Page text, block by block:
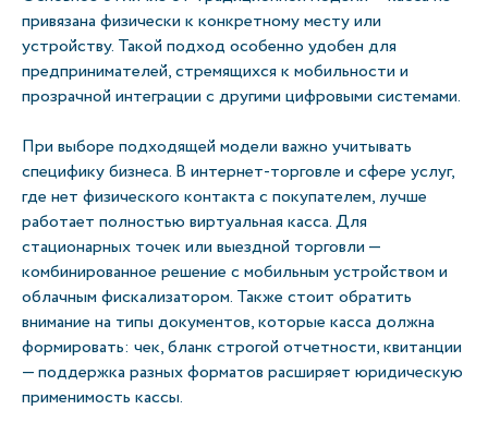
привязана физически к конкретному месту или
устройству. Такой подход особенно удобен для
предпринимателей, стремящихся к мобильности и
прозрачной интеграции с другими цифровыми системами.
При выборе подходящей модели важно учитывать
специфику бизнеса. В интернет-торговле и сфере услуг,
где нет физического контакта с покупателем, лучше
работает полностью виртуальная касса. Для
стационарных точек или выездной торговли —
комбинированное решение с мобильным устройством и
облачным фискализатором. Также стоит обратить
внимание на типы документов, которые касса должна
формировать: чек, бланк строгой отчетности, квитанции
— поддержка разных форматов расширяет юридическую
применимость кассы.